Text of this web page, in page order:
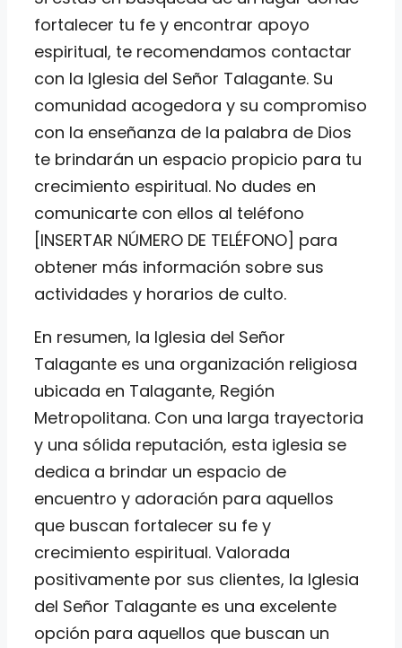
fortalecer tu fe y encontrar apoyo
espiritual, te recomendamos contactar
con la Iglesia del Señor Talagante. Su
comunidad acogedora y su compromiso
con la enseñanza de la palabra de Dios
te brindarán un espacio propicio para tu
crecimiento espiritual. No dudes en
comunicarte con ellos al teléfono
[INSERTAR NÚMERO DE TELÉFONO] para
obtener más información sobre sus
actividades y horarios de culto.
En resumen, la Iglesia del Señor
Talagante es una organización religiosa
ubicada en Talagante, Región
Metropolitana. Con una larga trayectoria
y una sólida reputación, esta iglesia se
dedica a brindar un espacio de
encuentro y adoración para aquellos
que buscan fortalecer su fe y
crecimiento espiritual. Valorada
positivamente por sus clientes, la Iglesia
del Señor Talagante es una excelente
opción para aquellos que buscan un